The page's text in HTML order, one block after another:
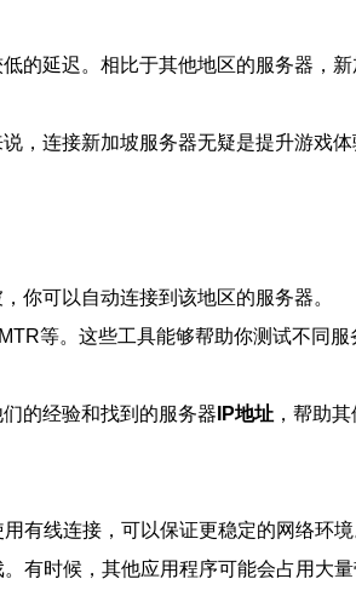
的延迟。相比于其他地区的服务器，
，连接新加坡服务器无疑是提升游戏体
你可以自动连接到该地区的服务器。
等。这些工具能够帮助你测试不同
的经验和找到的服务器 IP地址 ，帮助
有线连接，可以保证更稳定的网络环境
有时候，其他应用程序可能会占用大量